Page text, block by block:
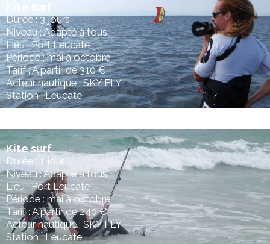
Kite surf
Durée : 3 jours
Niveau : Adapté à tous
Lieu : Port Leucate
Période : mai à octobre
Tarif : A partir de 310 €
Acteur nautique : SKY FLY
Station : Leucate
Kite surf
Durée : 1 jour
Niveau : Adapté à tous
Lieu : Port Leucate
Période : mai à octobre
Tarif : A partir de 240 €
Acteur nautique : SKY FLY
Station : Leucate